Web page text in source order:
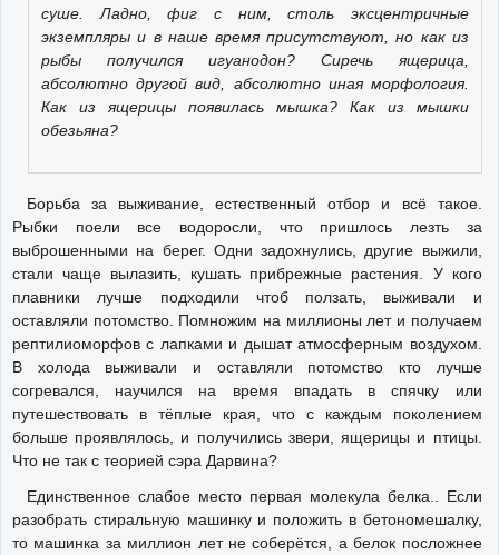
суше. Ладно, фиг с ним, столь эксцентричные
экземпляры и в наше время присутствуют, но как из
рыбы получился игуанодон? Сиречь ящерица,
абсолютно другой вид, абсолютно иная морфология.
Как из ящерицы появилась мышка? Как из мышки
обезьяна?
Борьба за выживание, естественный отбор и всё такое.
Рыбки поели все водоросли, что пришлось лезть за
выброшенными на берег. Одни задохнулись, другие выжили,
стали чаще вылазить, кушать прибрежные растения. У кого
плавники лучше подходили чтоб ползать, выживали и
оставляли потомство. Помножим на миллионы лет и получаем
рептилиоморфов с лапками и дышат атмосферным воздухом.
В холода выживали и оставляли потомство кто лучше
согревался, научился на время впадать в спячку или
путешествовать в тёплые края, что с каждым поколением
больше проявлялось, и получились звери, ящерицы и птицы.
Что не так с теорией сэра Дарвина?
Единственное слабое место первая молекула белка.. Если
разобрать стиральную машинку и положить в бетономешалку,
то машинка за миллион лет не соберётся, а белок посложнее